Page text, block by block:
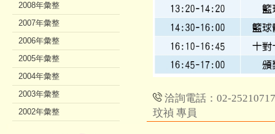
洽詢電話：02-
玟禎 專員
2008年彙整
2007年彙整
2006年彙整
2005年彙整
2004年彙整
2003年彙整
2002年彙整